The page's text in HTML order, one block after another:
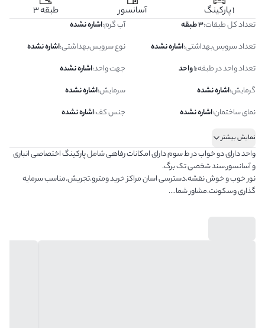
1 پارکینگ آسانسور طبقه 3
تعداد کل طبقات:3 طبقه آب گرم:اشاره نشده
تعداد سرویس‌بهداشتی:اشاره نشده نوع سرویس‌بهداشتی:اشاره نشده
تعداد واحد در طبقه:1 واحد جهت واحد:اشاره نشده
گرمایش:اشاره نشده سرمایش:اشاره نشده
نمای ساختمان:اشاره نشده جنس کف:اشاره نشده
نمایش بیشتر
واحد دارای دو خواب در ط سوم دارای امکانات رفاهی شامل پارکینگ اختصاصی انباری
و آسانسور.سند شخصی تک برگ.
نور خوب و خوش نقشه.دسترسی اسان مراکز خرید ومترو.تجریش.مناسب سرمایه
گذاری وسکونت.مشاور شما....